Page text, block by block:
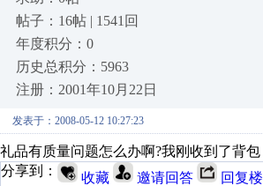
帖子：16帖 | 1541回
年度积分：0
历史总积分：5963
注册：2001年10月22日
发表于：2008-05-12 10:27:23
礼品有质量问题怎么办啊?我刚收到了背
分享到：
收藏 邀请回答 回复